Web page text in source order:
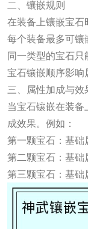
二、镶嵌规则
在装备上镶嵌宝石
每个装备最多可镶
同一类型的宝石只
宝石镶嵌顺序影响
三、属性加成与效
当宝石镶嵌在装
成效果。例如：
第一颗宝石：基础
第二颗宝石：基础
第三颗宝石：基础